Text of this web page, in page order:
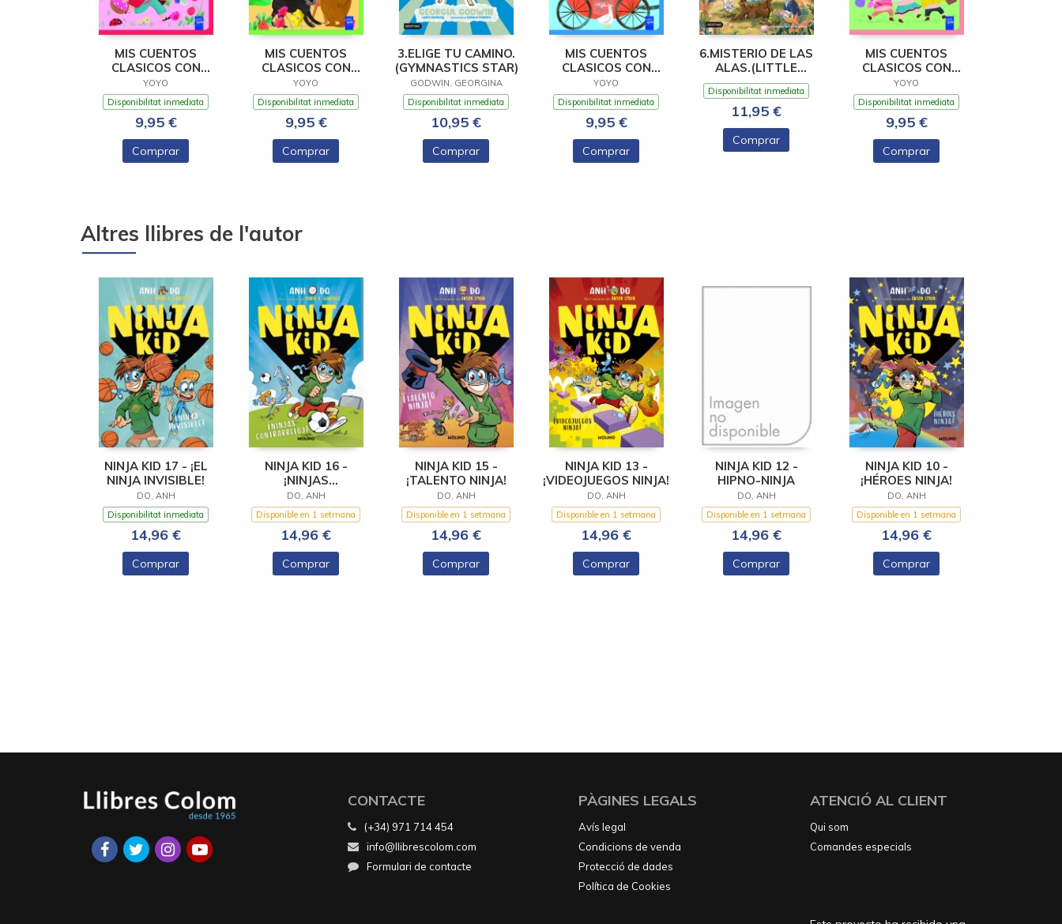
MIS CUENTOS
CLASICOS CON
TEXTURAS.
CAPERUCITA ROJA
YOYO
Disponibilitat inmediata
9,95 €
Comprar
MIS CUENTOS
CLASICOS CON
TEXTURAS. EL LIBRO
DE LA
YOYO
Disponibilitat inmediata
9,95 €
Comprar
3.ELIGE TU CAMINO.
(GYMNASTICS STAR)
GODWIN, GEORGINA
Disponibilitat inmediata
10,95 €
Comprar
MIS CUENTOS
CLASICOS CON
TEXTURAS.
CENICIENTA
YOYO
Disponibilitat inmediata
9,95 €
Comprar
6.MISTERIO DE LAS
ALAS.(LITTLE
DRAGONS)
Disponibilitat inmediata
11,95 €
Comprar
MIS CUENTOS
CLASICOS CON
TEXTURAS. LOS
TRES CERDIT
YOYO
Disponibilitat inmediata
9,95 €
Comprar
Altres llibres de l'autor
NINJA KID 17 - ¡EL
NINJA INVISIBLE!
DO, ANH
Disponibilitat inmediata
14,96 €
Comprar
NINJA KID 16 -
¡NINJAS
CONTRARRELOJ!
DO, ANH
Disponible en 1 setmana
14,96 €
Comprar
NINJA KID 15 -
¡TALENTO NINJA!
DO, ANH
Disponible en 1 setmana
14,96 €
Comprar
NINJA KID 13 -
¡VIDEOJUEGOS NINJA!
DO, ANH
Disponible en 1 setmana
14,96 €
Comprar
NINJA KID 12 -
HIPNO-NINJA
DO, ANH
Disponible en 1 setmana
14,96 €
Comprar
NINJA KID 10 -
¡HÉROES NINJA!
DO, ANH
Disponible en 1 setmana
14,96 €
Comprar
CONTACTE
(+34) 971 714 454
info@llibrescolom.com
Formulari de contacte
PÀGINES LEGALS
Avís legal
Condicions de venda
Protecció de dades
Política de Cookies
ATENCIÓ AL CLIENT
Qui som
Comandes especials